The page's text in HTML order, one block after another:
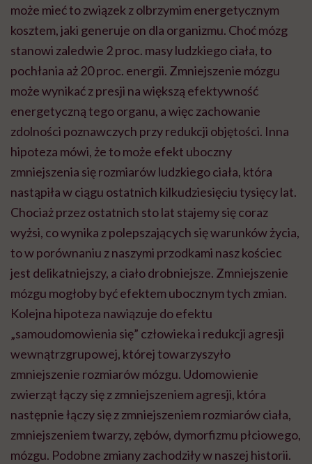
może mieć to związek z olbrzymim energetycznym
kosztem, jaki generuje on dla organizmu. Choć mózg
stanowi zaledwie 2 proc. masy ludzkiego ciała, to
pochłania aż 20 proc. energii. Zmniejszenie mózgu
może wynikać z presji na większą efektywność
energetyczną tego organu, a więc zachowanie
zdolności poznawczych przy redukcji objętości. Inna
hipoteza mówi, że to może efekt uboczny
zmniejszenia się rozmiarów ludzkiego ciała, która
nastąpiła w ciągu ostatnich kilkudziesięciu tysięcy lat.
Chociaż przez ostatnich sto lat stajemy się coraz
wyżsi, co wynika z polepszających się warunków życia,
to w porównaniu z naszymi przodkami nasz kościec
jest delikatniejszy, a ciało drobniejsze. Zmniejszenie
mózgu mogłoby być efektem ubocznym tych zmian.
Kolejna hipoteza nawiązuje do efektu
„samoudomowienia się” człowieka i redukcji agresji
wewnątrzgrupowej, której towarzyszyło
zmniejszenie rozmiarów mózgu. Udomowienie
zwierząt łączy się z zmniejszeniem agresji, która
następnie łączy się z zmniejszeniem rozmiarów ciała,
zmniejszeniem twarzy, zębów, dymorfizmu płciowego,
mózgu. Podobne zmiany zachodziły w naszej historii.